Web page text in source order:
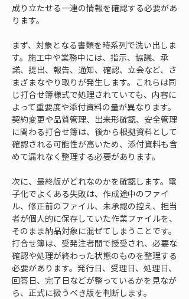
成り立たせる一連の情報を確認する必要があ
ります。
まず、対象となる書類を時系列で洗い出しま
す。施工中や業務中には、指示、協議、承
諾、提出、報告、通知、確認、立会など、さ
まざまなやり取りが発生します。これらは同
じ打合せ簿様式で処理されていても、内容に
よって重要度や添付資料の量が異なります。
契約変更や品質管理、出来形確認、安全管理
に関わる打合せ簿は、後から根拠資料として
確認される可能性が高いため、添付資料も含
めて漏れなく整理する必要があります。
次に、最終版がどれなのかを確認します。電
子化でよくある失敗は、作成途中のファイ
ル、修正前のファイル、未承認の控え、担当
者が個人的に保存していた作業ファイルを、
そのまま納品対象に混ぜてしまうことです。
打合せ簿は、受発注者間で授受され、必要な
確認や処理が終わった状態のものを整理する
必要があります。発行日、受理日、処理日、
回答日、完了日などが整っているかを見なが
ら、正式に扱うべき版を判断します。